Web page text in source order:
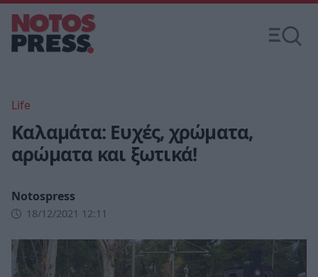
Life
Καλαμάτα: Ευχές, χρώματα,
αρώματα και ξωτικά!
Notospress
18/12/2021 12:11